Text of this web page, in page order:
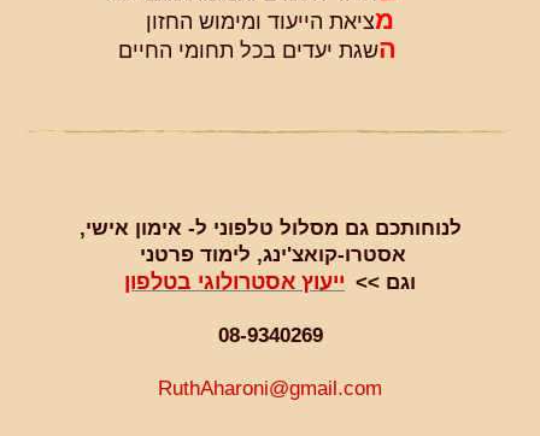
מציאת הייעוד ומימוש החזון
השגת יעדים בכל תחומי החיים
לנוחותכם גם מסלול טלפוני ל- אימון אישי,
אסטרו-קואצ'ינג, לימוד פרטני
וגם >> ייעוץ אסטרולוגי בטלפון
08-9340269
RuthAharoni@gmail.com